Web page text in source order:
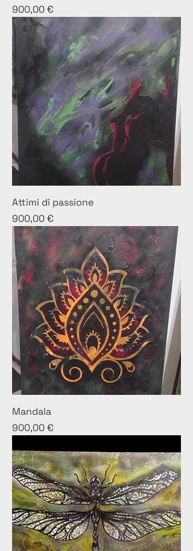
Prezzo
900,00 €
Attimi di passione
Prezzo
900,00 €
Mandala
Prezzo
900,00 €